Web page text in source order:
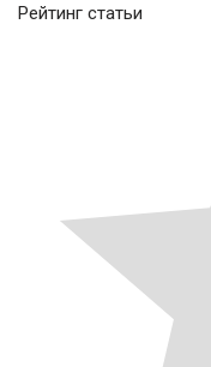
Рейтинг статьи